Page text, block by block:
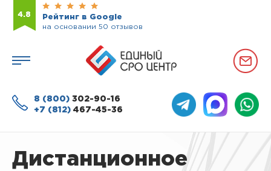
4.8
Рейтинг в Google
на основании 50 отзывов
8 (800) 302-90-16
+7 (812) 467-45-36
Дистанционное